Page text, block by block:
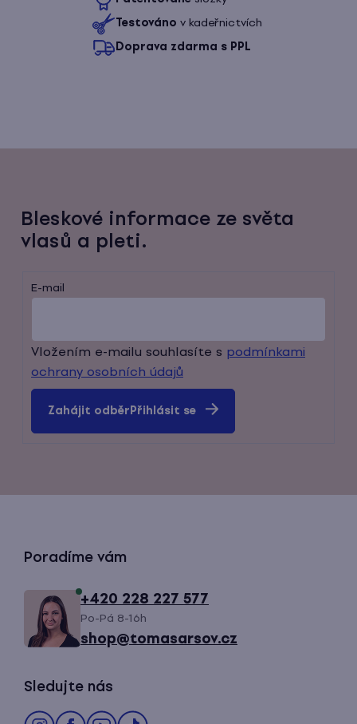
r
v
k
u
Testováno v kadeřnictvích
Doprava zdarma s PPL
Bleskové informace ze světa
vlasů a pleti.
E-mail
Vložením e-mailu souhlasíte s podmínkami
ochrany osobních údajů
Přihlásit se
Poradíme vám
+420 228 227 577
Po-Pá 8-16h
shop@tomasarsov.cz
Sledujte nás